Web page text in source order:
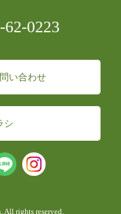
0223
い合わせ
シ
All rights reserved.